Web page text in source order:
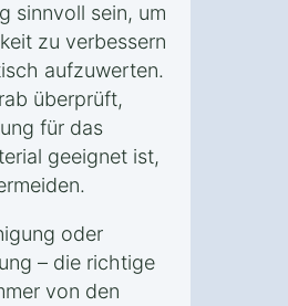
sinnvoll sein, um
zu verbessern
aufzuwerten.
überprüft,
für das
geeignet ist,
oder
– die richtige
von den